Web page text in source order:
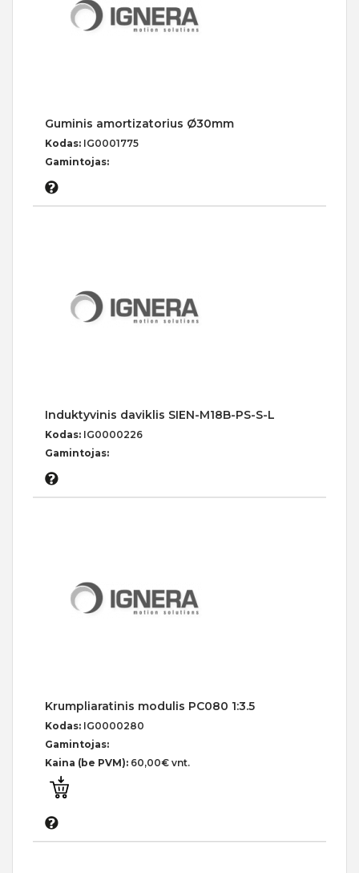
Guminis amortizatorius Ø30mm
Kodas: IG0001775
Gamintojas:
Induktyvinis daviklis SIEN-M18B-PS-S-L
Kodas: IG0000226
Gamintojas:
Krumpliaratinis modulis PC080 1:3.5
Kodas: IG0000280
Gamintojas:
Kaina (be PVM): 60,00€ vnt.